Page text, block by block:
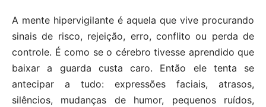
A mente hipervigilante é aquela que vive procurando
sinais de risco, rejeição, erro, conflito ou perda de
controle. É como se o cérebro tivesse aprendido que
baixar a guarda custa caro. Então ele tenta se
antecipar a tudo: expressões faciais, atrasos,
silêncios, mudanças de humor, pequenos ruídos,